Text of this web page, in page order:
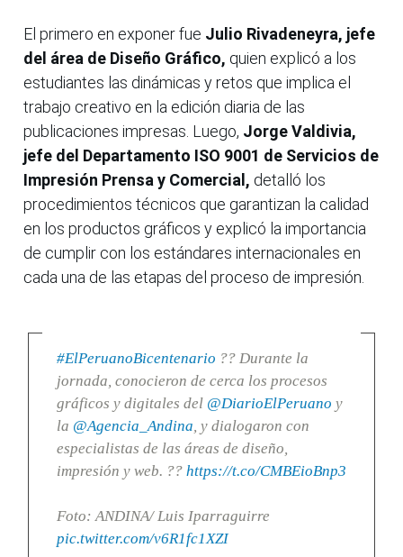
El primero en exponer fue Julio Rivadeneyra, jefe
del área de Diseño Gráfico, quien explicó a los
estudiantes las dinámicas y retos que implica el
trabajo creativo en la edición diaria de las
publicaciones impresas. Luego, Jorge Valdivia,
jefe del Departamento ISO 9001 de Servicios de
Impresión Prensa y Comercial, detalló los
procedimientos técnicos que garantizan la calidad
en los productos gráficos y explicó la importancia
de cumplir con los estándares internacionales en
cada una de las etapas del proceso de impresión.
#ElPeruanoBicentenario ?? Durante la
jornada, conocieron de cerca los procesos
gráficos y digitales del @DiarioElPeruano y
la @Agencia_Andina , y dialogaron con
especialistas de las áreas de diseño,
impresión y web. ?? https://t.co/CMBEioBnp3
Foto: ANDINA/ Luis Iparraguirre
pic.twitter.com/v6R1fc1XZI